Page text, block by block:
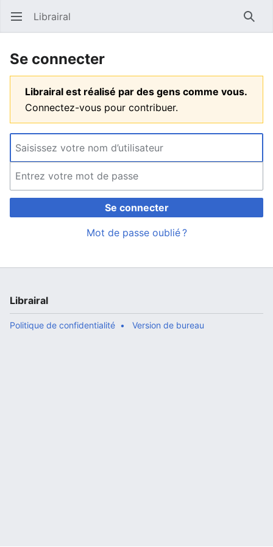
Ouvrir le menu principal Librairal
Se connecter
Librairal est réalisé par des gens comme vous.
Connectez-vous pour contribuer.
Se connecter
Mot de passe oublié ?
Librairal
Politique de confidentialité Version de bureau